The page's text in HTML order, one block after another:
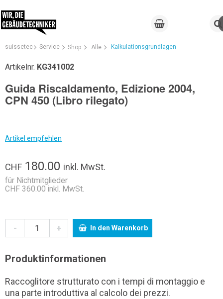
suissetec Service Shop Alle Kalkulationsgrundlagen
Artikelnr. KG341002
Guida Riscaldamento, Edizione 2004,
CPN 450 (Libro rilegato)
Artikel empfehlen
CHF 180.00 inkl. MwSt.
für Nichtmitglieder
CHF 360.00 inkl. MwSt.
- + In den Warenkorb
Produktinformationen
Raccoglitore strutturato con i tempi di montaggio e
una parte introduttiva al calcolo dei prezzi.